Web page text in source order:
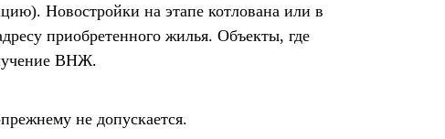
Новостройки на этапе котлована или в
приобретенного жилья. Объекты, где
ВНЖ.
не допускается.